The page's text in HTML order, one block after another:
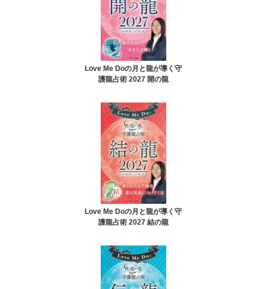
Love Me Doの月と龍が導く守
護龍占術 2027 開の龍
Love Me Doの月と龍が導く守
護龍占術 2027 結の龍